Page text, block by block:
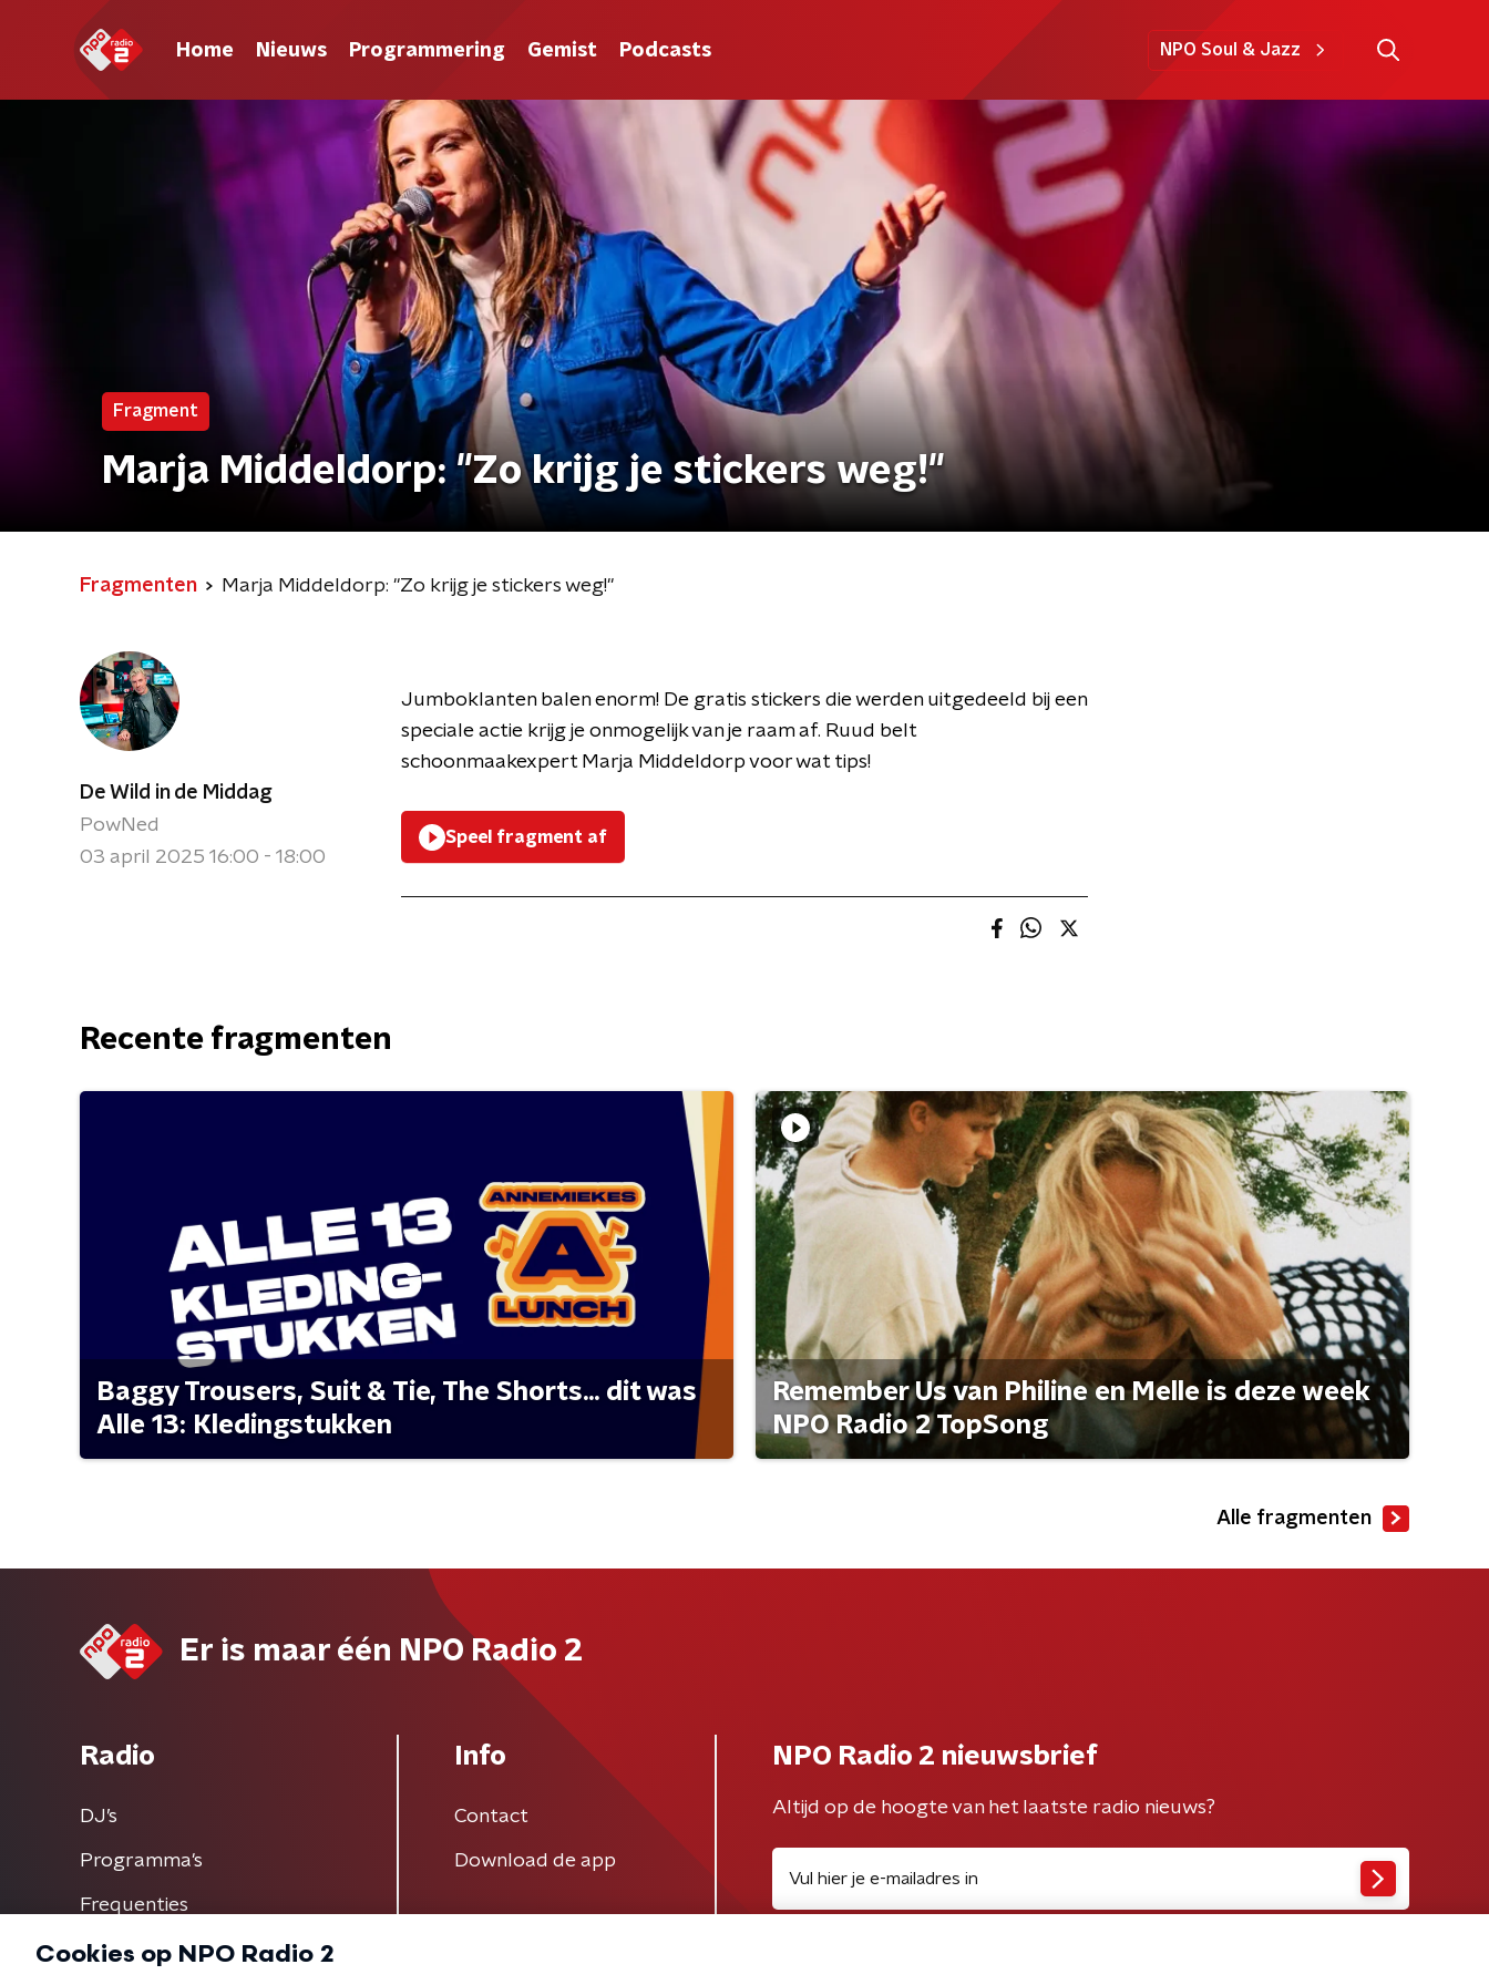
Home Nieuws Programmering Gemist Podcasts NPO Soul & Jazz
Fragment
Marja Middeldorp: "Zo krijg je stickers weg!"
Fragmenten Marja Middeldorp: "Zo krijg je stickers weg!"
De Wild in de Middag
PowNed
03 april 2025 16:00 - 18:00
Jumboklanten balen enorm! De gratis stickers die werden uitgedeeld bij een
speciale actie krijg je onmogelijk van je raam af. Ruud belt
schoonmaakexpert Marja Middeldorp voor wat tips!
Speel fragment af
Recente fragmenten
Baggy Trousers, Suit & Tie, The Shorts... dit was
Alle 13: Kledingstukken
Remember Us van Philine en Melle is deze week
NPO Radio 2 TopSong
Alle fragmenten
Er is maar één NPO Radio 2
Radio
DJ’s
Programma's
Frequenties
Info
Contact
Download de app
NPO Radio 2 nieuwsbrief
Altijd op de hoogte van het laatste radio nieuws?